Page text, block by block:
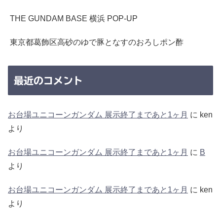
THE GUNDAM BASE 横浜 POP-UP
東京都葛飾区高砂のゆで豚となすのおろしポン酢
最近のコメント
お台場ユニコーンガンダム 展示終了まであと1ヶ月 に ken
より
お台場ユニコーンガンダム 展示終了まであと1ヶ月 に B
より
お台場ユニコーンガンダム 展示終了まであと1ヶ月 に ken
より